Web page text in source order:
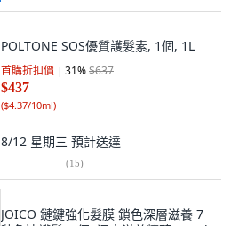
POLTONE SOS優質護髮素, 1個, 1L
首購折扣價 31%$637
$437
($4.37/10ml)
8/12 星期三 預計送達
(15)
JOICO 鏈鍵強化髮膜 鎖色深層滋養 7